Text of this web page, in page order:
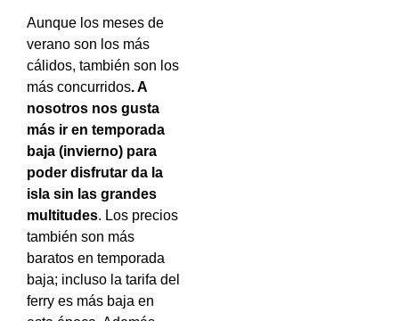
Aunque los meses de
verano son los más
cálidos, también son los
más concurridos. A
nosotros nos gusta
más ir en temporada
baja (invierno) para
poder disfrutar da la
isla sin las grandes
multitudes. Los precios
también son más
baratos en temporada
baja; incluso la tarifa del
ferry es más baja en